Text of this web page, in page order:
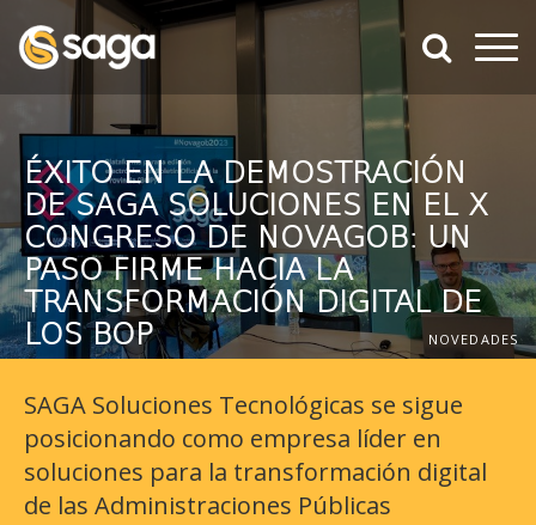
Ir al contenido principal de la página
???label.access.jump.header???
???label.access.jump.footer???
???label.access.jump.menu???
ÉXITO EN LA DEMOSTRACIÓN
DE SAGA SOLUCIONES EN EL X
CONGRESO DE NOVAGOB: UN
PASO FIRME HACIA LA
TRANSFORMACIÓN DIGITAL DE
LOS BOP NOVEDADES
SAGA Soluciones Tecnológicas se sigue
posicionando como empresa líder en
soluciones para la transformación digital
de las Administraciones Públicas